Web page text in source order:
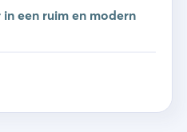
een ruim en modern